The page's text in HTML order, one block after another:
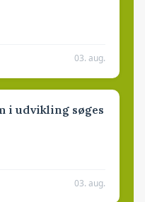
03. aug.
i udvikling søges
03. aug.